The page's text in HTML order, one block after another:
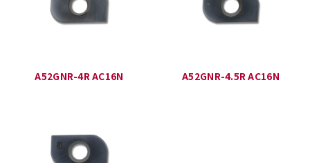
A52GNR-4R AC16N A52GNR-4.5R AC16N